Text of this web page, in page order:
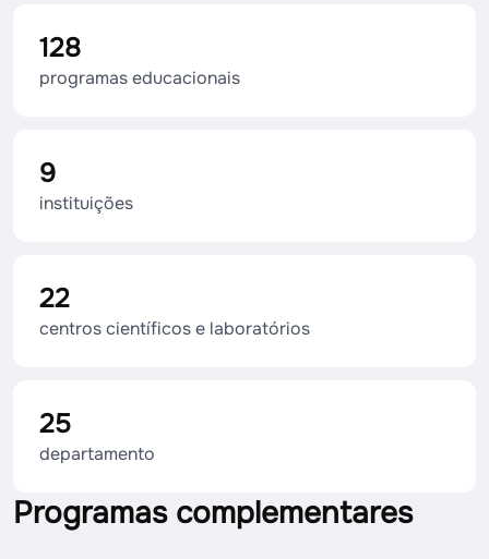
128
programas educacionais
9
instituições
22
centros científicos e laboratórios
25
departamento
Programas complementares